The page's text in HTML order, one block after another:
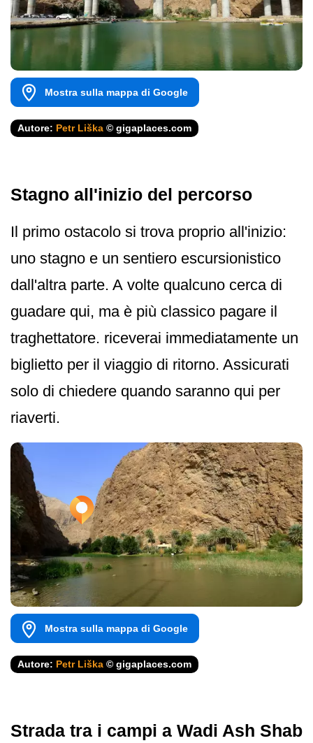
Mostra sulla mappa di Google
Autore: Petr Liška © gigaplaces.com
Stagno all'inizio del percorso
Il primo ostacolo si trova proprio all'inizio:
uno stagno e un sentiero escursionistico
dall'altra parte. A volte qualcuno cerca di
guadare qui, ma è più classico pagare il
traghettatore. riceverai immediatamente un
biglietto per il viaggio di ritorno. Assicurati
solo di chiedere quando saranno qui per
riaverti.
Mostra sulla mappa di Google
Autore: Petr Liška © gigaplaces.com
Strada tra i campi a Wadi Ash Shab